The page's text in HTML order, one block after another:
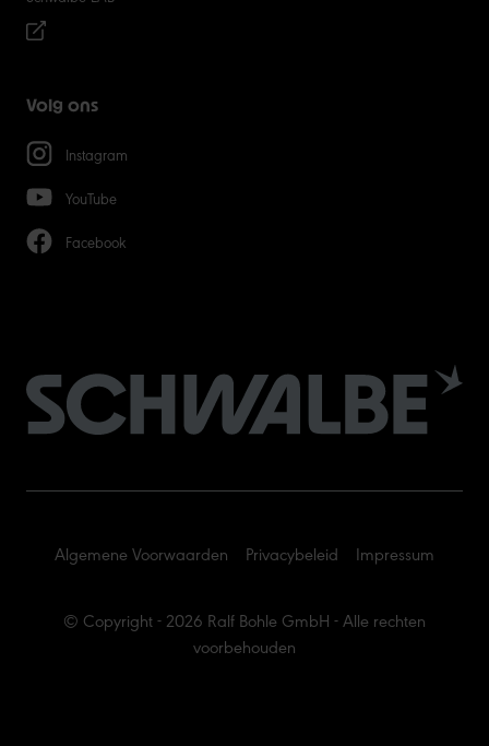
Volg ons
Instagram
YouTube
Facebook
© Copyright - 2026 Ralf Bohle GmbH - Alle rechten
voorbehouden
Algemene Voorwaarden Privacybeleid Impressum